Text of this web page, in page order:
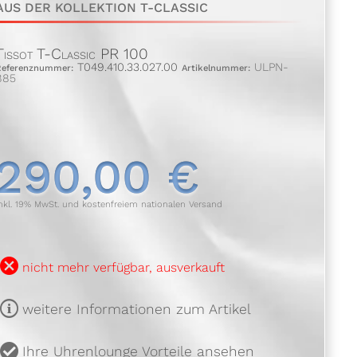
DER KOLLEKTION T-CLASSIC
T-Classic PR 100
T049.410.33.027.00 Artikelnummer:ULPN-
€
19% MwSt. und kostenfreiem nationalen Versand
nicht mehr verfügbar, ausverkauft
weitere Informationen zum Artikel
Ihre Uhrenlounge Vorteile ansehen